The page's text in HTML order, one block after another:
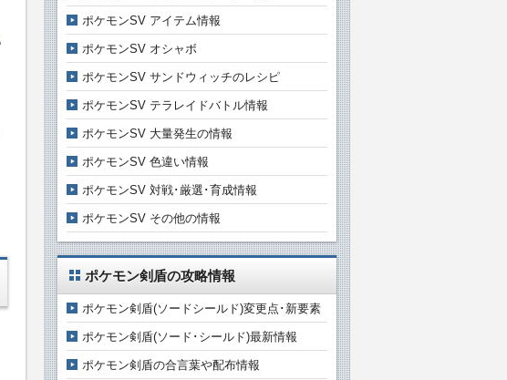
ポケモンSV アイテム情報
ポケモンSV オシャボ
ポケモンSV サンドウィッチのレシピ
ポケモンSV テラレイドバトル情報
ポケモンSV 大量発生の情報
ポケモンSV 色違い情報
ポケモンSV 対戦･厳選･育成情報
ポケモンSV その他の情報
ポケモン剣盾の攻略情報
ポケモン剣盾(ソードシールド)変更点･新要素
ポケモン剣盾(ソード･シールド)最新情報
ポケモン剣盾の合言葉や配布情報